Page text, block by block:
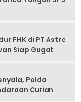
PHK di PT Astro
Siap Gugat
Polda
Curian